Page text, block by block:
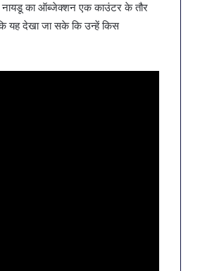
नायडू का ऑब्जेक्शन एक काउंटर के तौर
यह देखा जा सके कि उन्हें किस